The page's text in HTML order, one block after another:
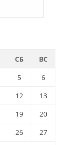
СБ
ВС
5
6
12
13
19
20
26
27